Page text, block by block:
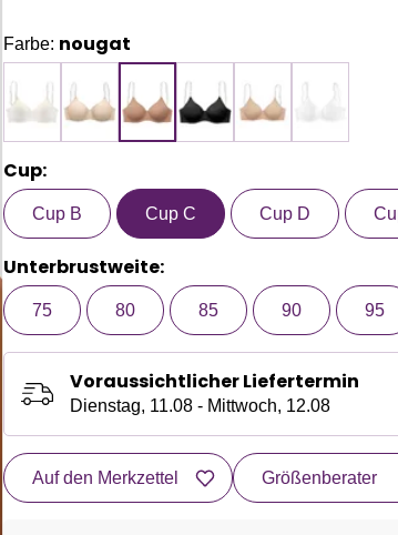
Farbe: nougat
Cup:
Cup B Cup C Cup D
Unterbrustweite:
75 80 85 90 95
Voraussichtlicher Liefertermin
Dienstag, 11.08 - Mittwoch, 12.08
Auf den Merkzettel Größenberater